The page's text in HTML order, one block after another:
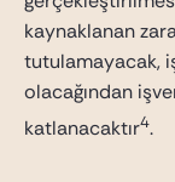
kaynaklanan
tutulamayacak,
olacağından
katlanacaktır4.